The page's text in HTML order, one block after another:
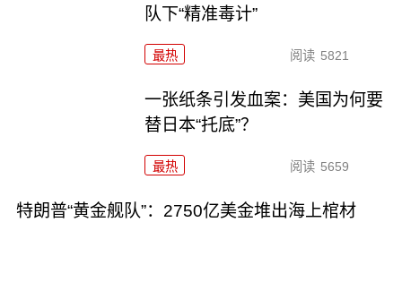
队下“精准毒计”
最热 阅读 5821
一张纸条引发血案：美国为何要
替日本“托底”？
最热 阅读 5659
特朗普“黄金舰队”：2750亿美金堆出海上棺材